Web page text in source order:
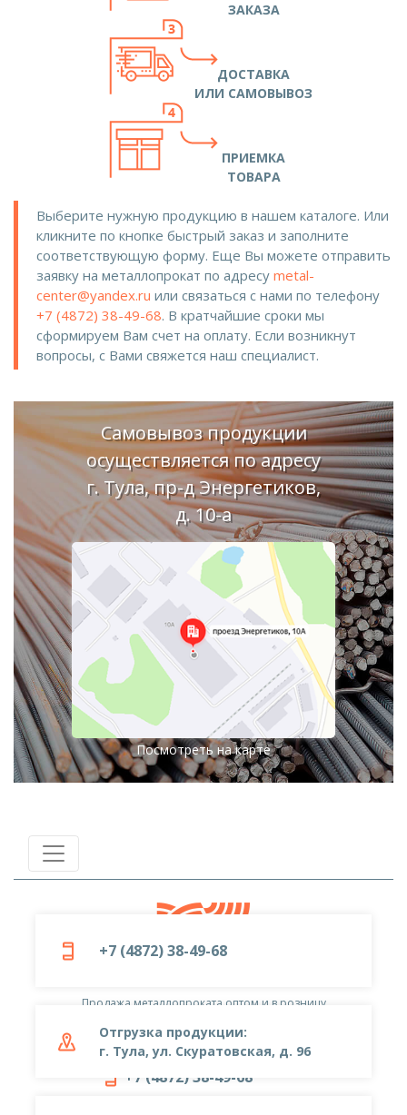
ЗАКАЗА
ДОСТАВКА
ИЛИ САМОВЫВОЗ
ПРИЕМКА
ТОВАРА
Выберите нужную продукцию в нашем каталоге. Или
кликните по кнопке быстрый заказ и заполните
соответствующую форму. Еще Вы можете отправить
заявку на металлопрокат по адресу metal-
center@yandex.ru или связаться с нами по телефону
+7 (4872) 38-49-68. В кратчайшие сроки мы
сформируем Вам счет на оплату. Если возникнут
вопросы, с Вами свяжется наш специалист.
Самовывоз продукции
осуществляется по адресу
г. Тула, пр-д Энергетиков,
д. 10-а
Посмотреть на карте
+7 (4872) 38-49-68
Отгрузка продукции:
г. Тула, ул. Скуратовская, д. 96
Продажа металлопроката оптом и в розницу
+7 (4872) 38-49-68